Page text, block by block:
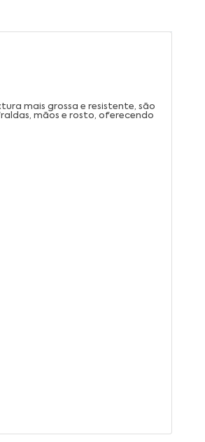
mais grossa e resistente, são
mãos e rosto, oferecendo